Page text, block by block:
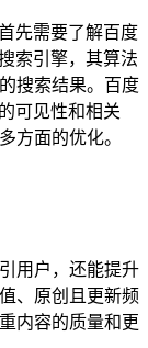
先需要了解百度
索引擎，其算法
搜索结果。百度
可见性和相关
方面的优化。
用户，还能提升
、原创且更新频
内容的质量和更